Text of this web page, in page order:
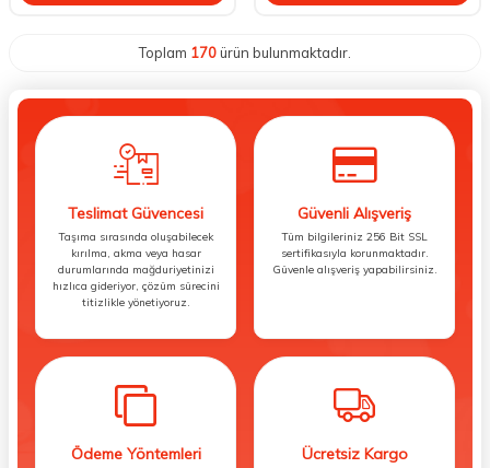
Toplam 170ürün bulunmaktadır.
Teslimat Güvencesi
Taşıma sırasında oluşabilecek
kırılma, akma veya hasar
durumlarında mağduriyetinizi
hızlıca gideriyor, çözüm sürecini
titizlikle yönetiyoruz.
Güvenli Alışveriş
Tüm bilgileriniz 256 Bit SSL
sertifikasıyla korunmaktadır.
Güvenle alışveriş yapabilirsiniz.
Ödeme Yöntemleri Ücretsiz Kargo